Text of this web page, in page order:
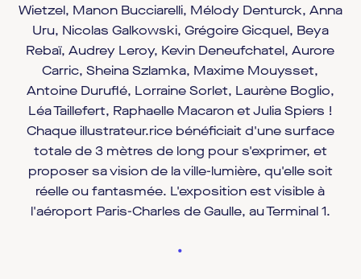
Wietzel, Manon Bucciarelli, Mélody Denturck, Anna
Uru, Nicolas Galkowski, Grégoire Gicquel, Beya
Rebaï, Audrey Leroy, Kevin Deneufchatel, Aurore
Carric, Sheina Szlamka, Maxime Mouysset,
Antoine Duruflé, Lorraine Sorlet, Laurène Boglio,
Léa Taillefert, Raphaelle Macaron et Julia Spiers !
Chaque illustrateur.rice bénéficiait d'une surface
totale de 3 mètres de long pour s'exprimer, et
proposer sa vision de la ville-lumière, qu'elle soit
réelle ou fantasmée. L'exposition est visible à
l'aéroport Paris-Charles de Gaulle, au Terminal 1.
•